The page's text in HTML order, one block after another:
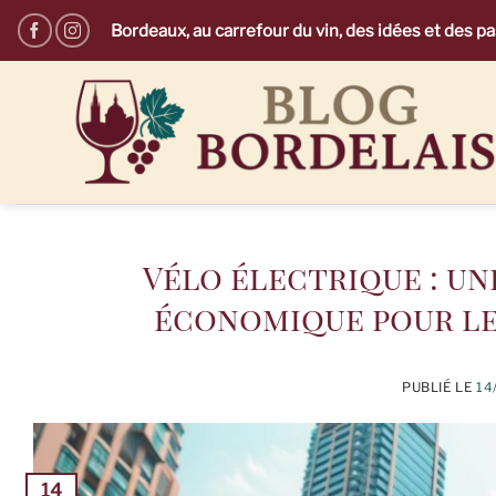
Passer
au
Bordeaux, au carrefour du vin, des idées et des
Vélo électrique :
économique pour
PUBLIÉ LE
14